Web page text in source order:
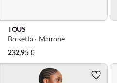
TOUS
Borsetta · Marrone
232,95€